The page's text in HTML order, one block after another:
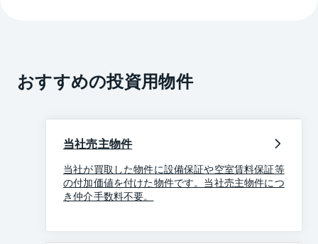
おすすめの投資用物件
当社売主物件
当社が買取した物件に設備保証や空室賃料保証等
の付加価値を付けた物件です。当社売主物件につ
き仲介手数料不要。